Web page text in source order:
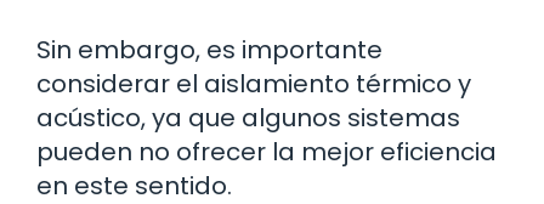
Sin embargo, es importante
considerar el aislamiento térmico y
acústico, ya que algunos sistemas
pueden no ofrecer la mejor eficiencia
en este sentido.